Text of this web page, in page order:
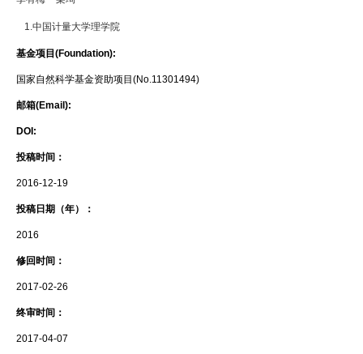
1.中国计量大学理学院
基金项目(Foundation):
国家自然科学基金资助项目(No.11301494)
邮箱(Email):
DOI:
投稿时间：
2016-12-19
投稿日期（年）：
2016
修回时间：
2017-02-26
终审时间：
2017-04-07